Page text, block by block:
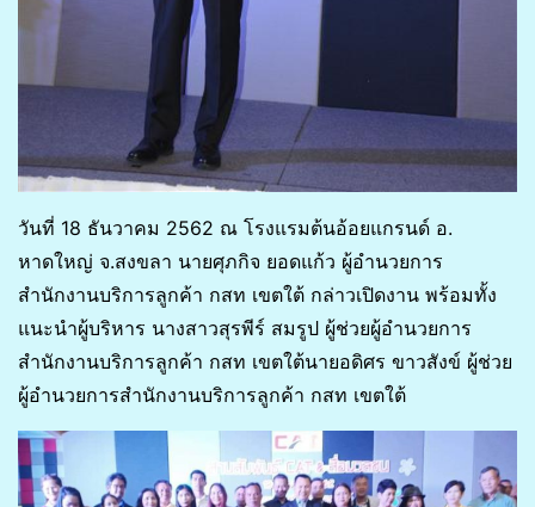
วันที่ 18 ธันวาคม 2562 ณ โรงแรมต้นอ้อยแกรนด์ อ.
หาดใหญ่ จ.สงขลา นายศุภกิจ ยอดแก้ว ผู้อำนวยการ
สำนักงานบริการลูกค้า กสท เขตใต้ กล่าวเปิดงาน พร้อมทั้ง
แนะนำผู้บริหาร นางสาวสุรพีร์ สมรูป ผู้ช่วยผู้อำนวยการ
สำนักงานบริการลูกค้า กสท เขตใต้นายอดิศร ขาวสังข์ ผู้ช่วย
ผู้อำนวยการสำนักงานบริการลูกค้า กสท เขตใต้